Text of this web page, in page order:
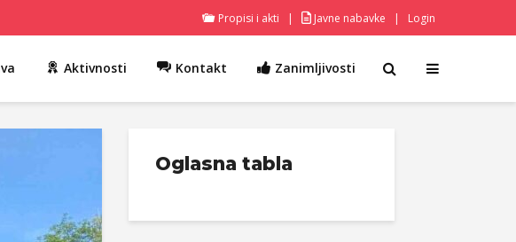
Propisi i akti | Javne nabavke | Login
Aktivnosti Kontakt Zanimljivosti
Oglasna tabla